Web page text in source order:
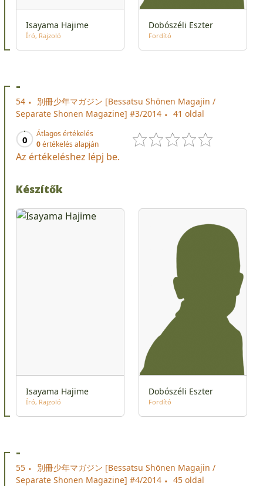
Isayama Hajime
Író Rajzoló
Dobószéli Eszter
Fordító
-
54
別冊少年マガジン [Bessatsu Shōnen Magajin /
Separate Shonen Magazine] #3/2014
41 oldal
0
Átlagos értékelés
0értékelés alapján
Az értékeléshez lépj be.
Készítők
Isayama Hajime
Író Rajzoló
Dobószéli Eszter
Fordító
-
55
別冊少年マガジン [Bessatsu Shōnen Magajin /
Separate Shonen Magazine] #4/2014
45 oldal